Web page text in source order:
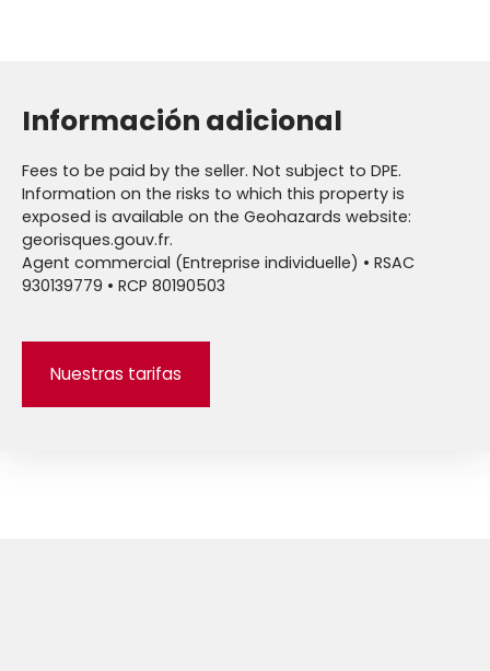
Información adicional
Fees to be paid by the seller. Not subject to DPE.
Information on the risks to which this property is
exposed is available on the Geohazards website:
georisques.gouv.fr.
Agent commercial (Entreprise individuelle) • RSAC
930139779 • RCP 80190503
Nuestras tarifas